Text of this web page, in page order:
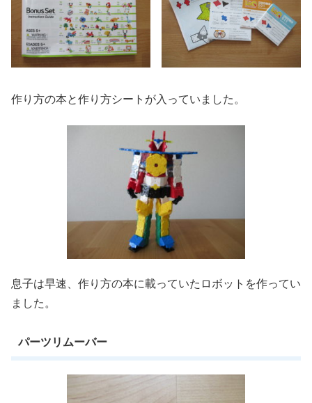
作り方の本と作り方シートが入っていました。
息子は早速、作り方の本に載っていたロボットを作ってい
ました。
パーツリムーバー